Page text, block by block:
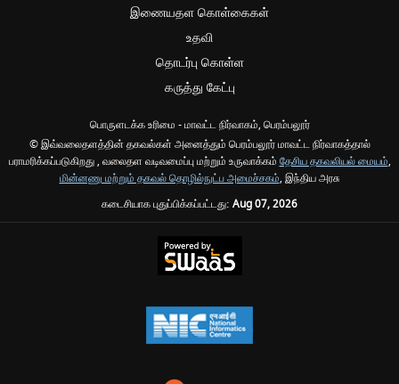
இணையதள கொள்கைகள்
உதவி
தொடர்பு கொள்ள
கருத்து கேட்பு
பொருளடக்க உரிமை - மாவட்ட நிர்வாகம், பெரம்பலூர்
© இவ்வலைதளத்தின் தகவல்கள் அனைத்தும் பெரம்பலூர் மாவட்ட நிர்வாகத்தால்
பராமரிக்கப்படுகிறது , வலைதள வடிவமைப்பு மற்றும் உருவாக்கம் தேசிய தகவலியல் மையம்,
மின்னணு மற்றும் தகவல் தொழில்நுட்ப அமைச்சகம், இந்திய அரசு
கடைசியாக புதுப்பிக்கப்பட்டது: Aug 07, 2026